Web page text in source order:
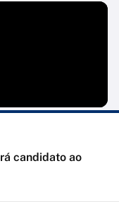
candidato ao